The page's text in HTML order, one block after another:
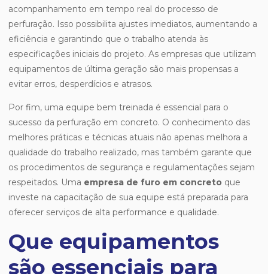
acompanhamento em tempo real do processo de
perfuração. Isso possibilita ajustes imediatos, aumentando a
eficiência e garantindo que o trabalho atenda às
especificações iniciais do projeto. As empresas que utilizam
equipamentos de última geração são mais propensas a
evitar erros, desperdícios e atrasos.
Por fim, uma equipe bem treinada é essencial para o
sucesso da perfuração em concreto. O conhecimento das
melhores práticas e técnicas atuais não apenas melhora a
qualidade do trabalho realizado, mas também garante que
os procedimentos de segurança e regulamentações sejam
respeitados. Uma empresa de furo em concreto que
investe na capacitação de sua equipe está preparada para
oferecer serviços de alta performance e qualidade.
Que equipamentos
são essenciais para